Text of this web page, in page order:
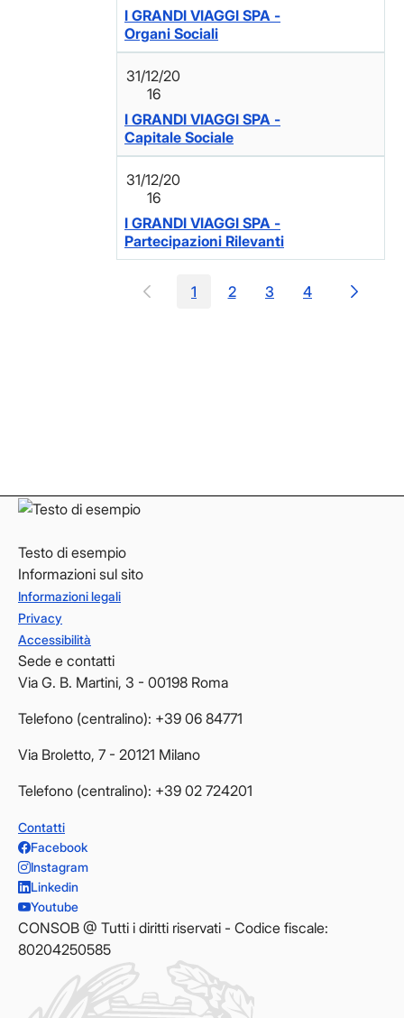
I GRANDI VIAGGI SPA -
Organi Sociali
31/12/20
16
I GRANDI VIAGGI SPA -
Capitale Sociale
31/12/20
16
I GRANDI VIAGGI SPA -
Partecipazioni Rilevanti
Pagina
1
Pagina
2
Pagina
3
Pagina
4
Testo di esempio
Informazioni sul sito
Informazioni legali
Privacy
Accessibilità
Sede e contatti
Via G. B. Martini, 3 - 00198 Roma
Telefono (centralino): +39 06 84771
Via Broletto, 7 - 20121 Milano
Telefono (centralino): +39 02 724201
Contatti
Facebook
Instagram
Linkedin
Youtube
CONSOB @ Tutti i diritti riservati - Codice fiscale:
80204250585